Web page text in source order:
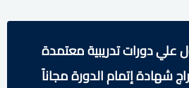
دورات تدريبية معتمدة
شهادة إتمام الدورة مجاناً